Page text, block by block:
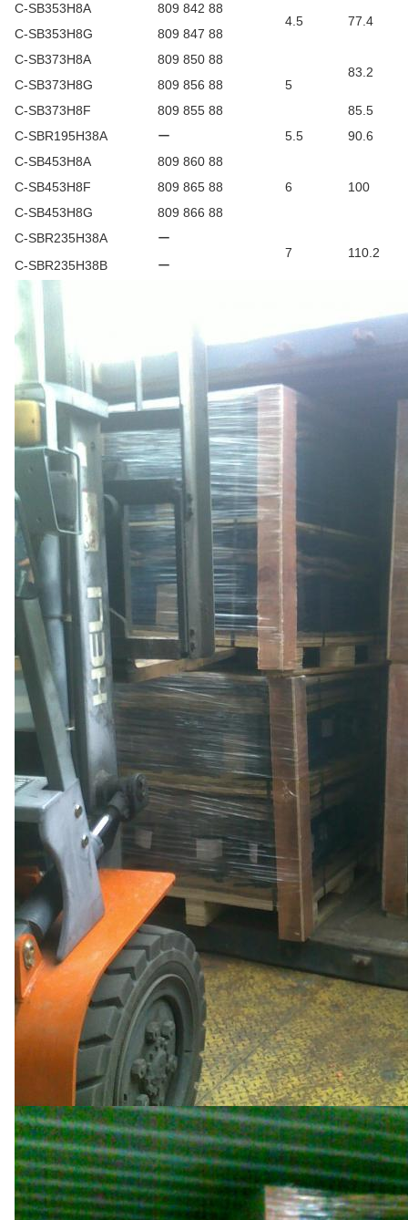
C-SB353H8A
809 842 88
4.5
77.4
C-SB353H8G
809 847 88
C-SB373H8A
809 850 88
5
83.2
C-SB373H8G
809 856 88
C-SB373H8F
809 855 88
85.5
C-SBR195H38A
ー 5.5
90.6
C-SB453H8A
809 860 88
6
100
C-SB453H8F
809 865 88
C-SB453H8G
809 866 88
C-SBR235H38A
ー
7
110.2
C-SBR235H38B
ー